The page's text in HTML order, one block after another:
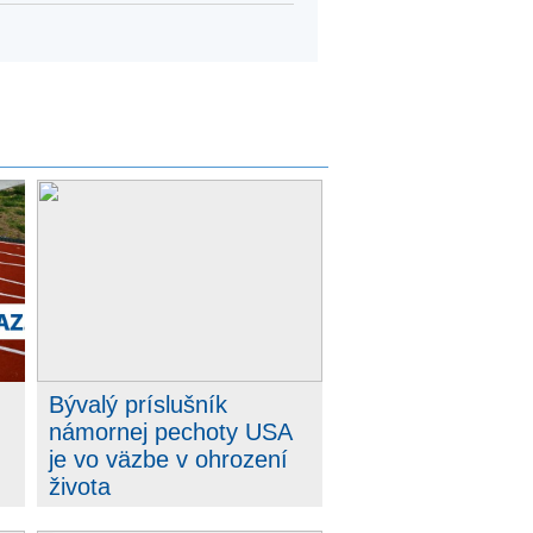
Bývalý príslušník
námornej pechoty USA
je vo väzbe v ohrození
života